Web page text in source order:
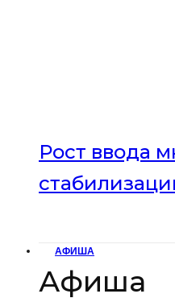
Рост ввода
АФИША
Афиша